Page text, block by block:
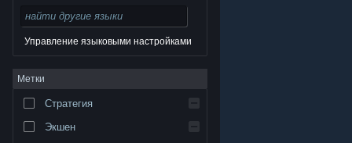
© Valve Corporation. Все права сохранены. Все
торговые марки являются собственностью
Правовая информация
Соглашение подписчика Steam
Файлы cookie
Управление языковыми настройками
Метки
Стратегия
Экшен